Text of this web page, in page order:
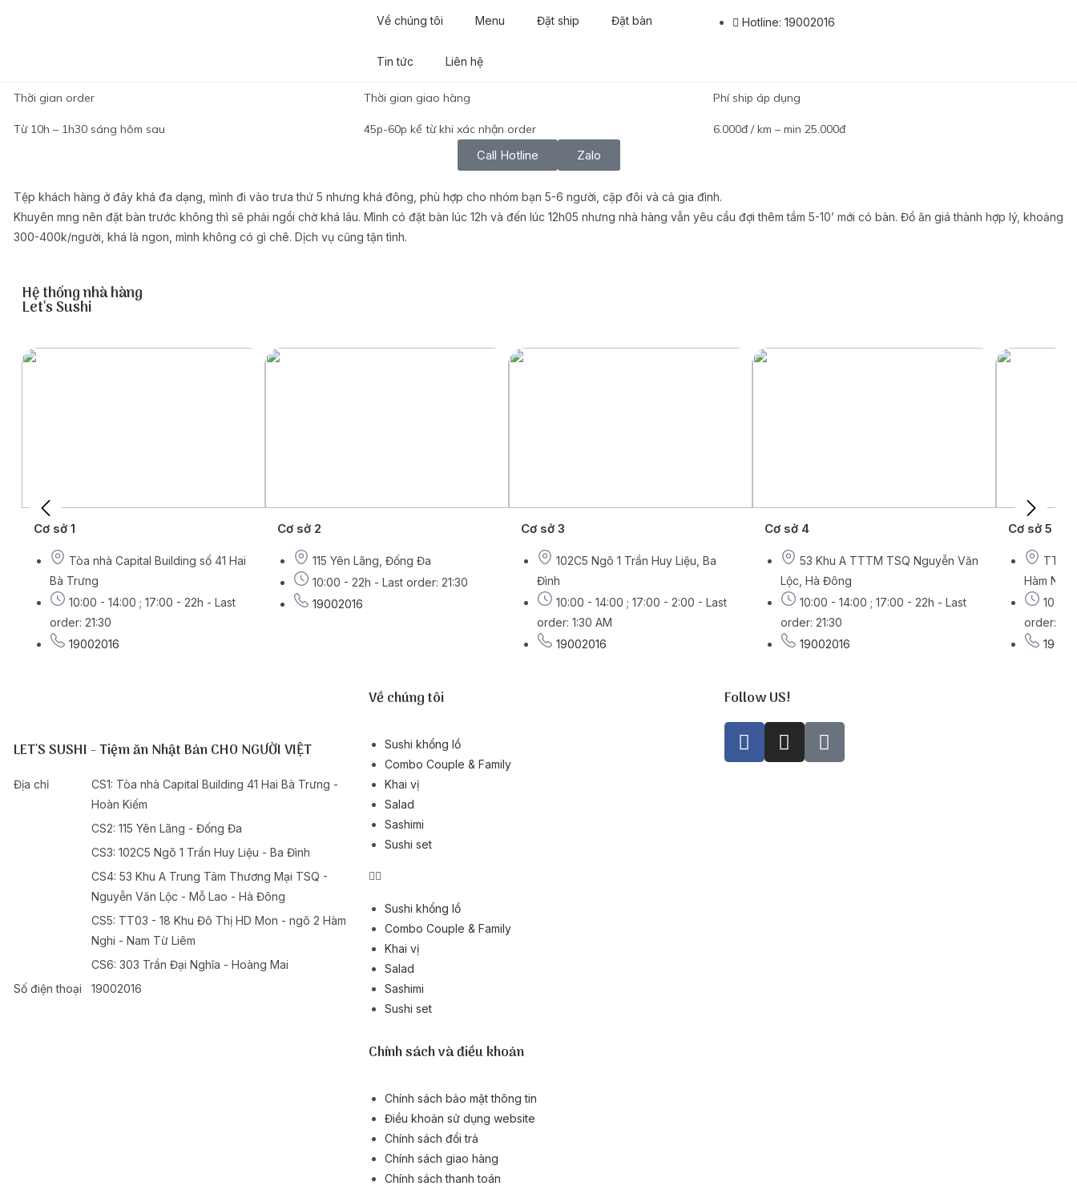
Về chúng tôi Menu Đặt ship Đặt bàn
Tin tức Liên hệ
Hotline: 19002016
Thời gian order
Từ 10h – 1h30 sáng hôm sau
Thời gian giao hàng
45p-60p kể từ khi xác nhận order
Phí ship áp dụng
6.000đ / km – min 25.000đ
Call Hotline Zalo
Tệp khách hàng ở đây khá đa dạng, mình đi vào trưa thứ 5 nhưng khá đông, phù hợp cho nhóm bạn 5-6 người, cặp đôi và cả gia đình.
Khuyên mng nên đặt bàn trước không thì sẽ phải ngồi chờ khá lâu. Mình có đặt bàn lúc 12h và đến lúc 12h05 nhưng nhà hàng vẫn yêu cầu đợi thêm tầm 5-10’ mới có bàn. Đồ ăn giá thành hợp lý, khoảng
300-400k/người, khá là ngon, mình không có gì chê. Dịch vụ cũng tận tình.
Hệ thống nhà hàng
Let's Sushi
Cơ sở 1
Tòa nhà Capital Building số 41 Hai
Bà Trưng
10:00 - 14:00 ; 17:00 - 22h - Last
order: 21:30
19002016
Cơ sở 2
115 Yên Lãng, Đống Đa
10:00 - 22h - Last order: 21:30
19002016
Cơ sở 3
102C5 Ngõ 1 Trần Huy Liệu, Ba
Đình
10:00 - 14:00 ; 17:00 - 2:00 - Last
order: 1:30 AM
19002016
Cơ sở 4
53 Khu A TTTM TSQ Nguyễn Văn
Lộc, Hà Đông
10:00 - 14:00 ; 17:00 - 22h - Last
order: 21:30
19002016
Cơ sở 5
Hàm
10:00
order:
LET'S SUSHI - Tiệm ăn Nhật Bản CHO NGƯỜI VIỆT
Địa chỉ
CS1: Tòa nhà Capital Building 41 Hai Bà Trưng -
Hoàn Kiếm
CS2: 115 Yên Lãng - Đống Đa
CS3: 102C5 Ngõ 1 Trần Huy Liệu - Ba Đình
CS4: 53 Khu A Trung Tâm Thương Mại TSQ -
Nguyễn Văn Lộc - Mỗ Lao - Hà Đông
CS5: TT03 - 18 Khu Đô Thị HD Mon - ngõ 2 Hàm
Nghi - Nam Từ Liêm
CS6: 303 Trần Đại Nghĩa - Hoàng Mai
Số điện thoại
19002016
Về chúng tôi
Sushi khổng lồ
Combo Couple & Family
Khai vị
Salad
Sashimi
Sushi set
Sushi khổng lồ
Combo Couple & Family
Khai vị
Salad
Sashimi
Sushi set
Chính sách và điều khoản
Chính sách bảo mật thông tin
Điều khoản sử dụng website
Chính sách đổi trả
Chính sách giao hàng
Chính sách thanh toán
Follow US!